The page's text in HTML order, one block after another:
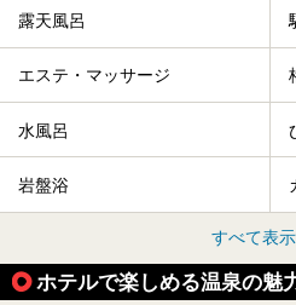
露天風呂
エステ・マッサージ
水風呂
岩盤浴
すべて表
ホテルで楽しめる温泉の魅